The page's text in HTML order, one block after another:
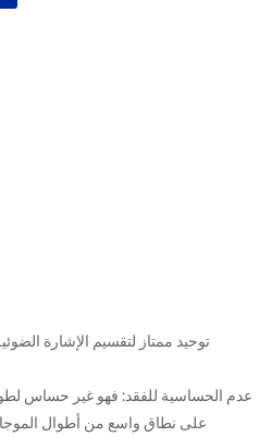
على نطاق واسع من أطوال